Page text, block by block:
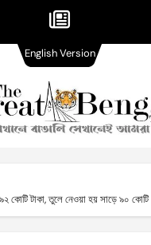
কোটি টাকা, তুলে নেওয়া হয় সাড়ে ৯০ কোটি
English VersionVersion